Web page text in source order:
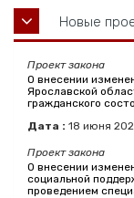
Новые
Проект закона
О внесении
Ярославской
гражданского
Дата : 18 июня
Проект закона
О внесении
социальной
проведением